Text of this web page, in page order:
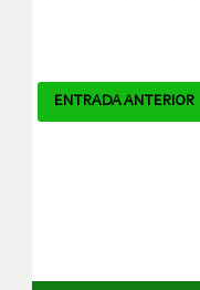
Navegador
ENTRADA ANTERIOR